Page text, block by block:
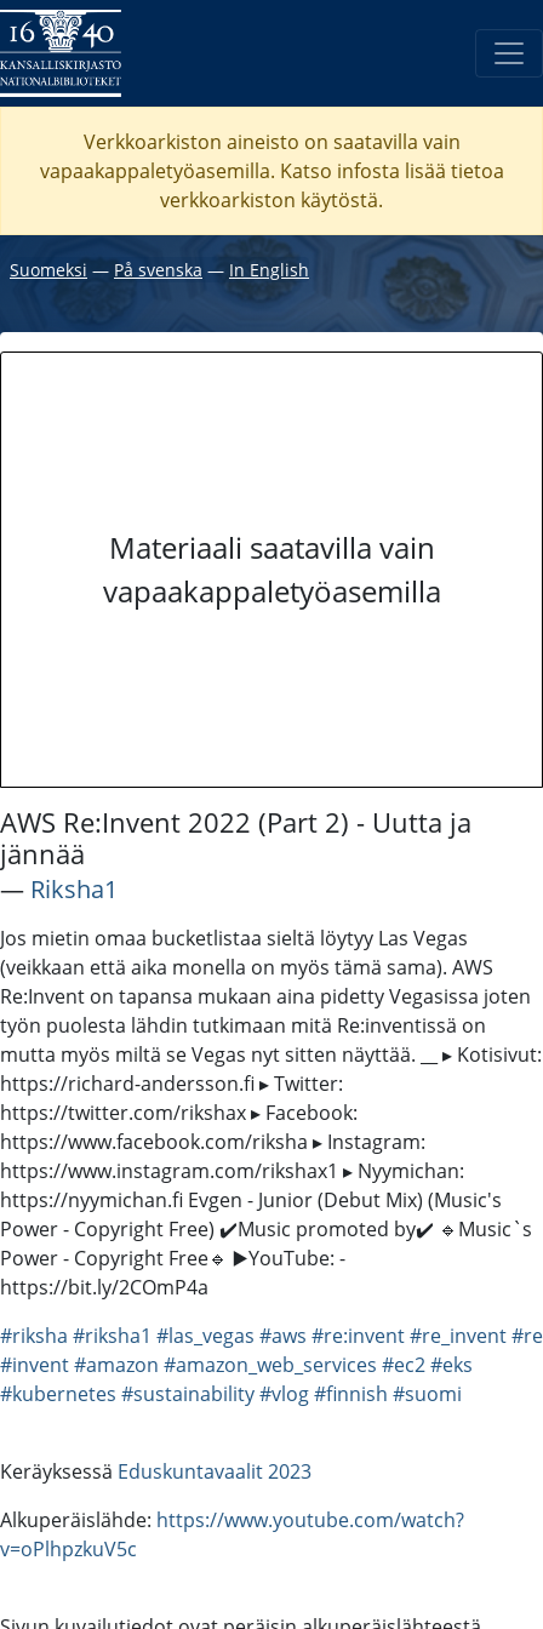
Verkkoarkiston aineisto on saatavilla vain
vapaakappaletyöasemilla. Katso infosta lisää tietoa
verkkoarkiston käytöstä.
Suomeksi ― På svenska ― In English
Materiaali saatavilla vain
vapaakappaletyöasemilla
AWS Re:Invent 2022 (Part 2) - Uutta ja
jännää
― Riksha1
Jos mietin omaa bucketlistaa sieltä löytyy Las Vegas
(veikkaan että aika monella on myös tämä sama). AWS
Re:Invent on tapansa mukaan aina pidetty Vegasissa joten
työn puolesta lähdin tutkimaan mitä Re:inventissä on
mutta myös miltä se Vegas nyt sitten näyttää. __ ▸ Kotisivut:
https://richard-andersson.fi ▸ Twitter:
https://twitter.com/rikshax ▸ Facebook:
https://www.facebook.com/riksha ▸ Instagram:
https://www.instagram.com/rikshax1 ▸ Nyymichan:
https://nyymichan.fi Evgen - Junior (Debut Mix) (Music's
Power - Copyright Free) ✔️Music promoted by✔️ 🔹Music`s
Power - Copyright Free🔹 ▶️YouTube: -
https://bit.ly/2COmP4a
#riksha #riksha1 #las_vegas #aws #re:invent#re_invent#re
#invent#amazon #amazon_web_services #ec2#eks
#kubernetes #sustainability#vlog#finnish #suomi
Keräyksessä Eduskuntavaalit 2023
Alkuperäislähde: https://www.youtube.com/watch?
v=oPlhpzkuV5c